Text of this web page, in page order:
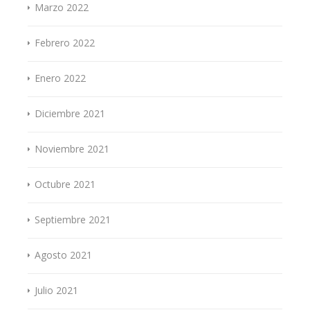
Marzo 2022
Febrero 2022
Enero 2022
Diciembre 2021
Noviembre 2021
Octubre 2021
Septiembre 2021
Agosto 2021
Julio 2021